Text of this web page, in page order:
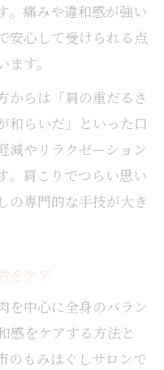
。痛みや違和感が強い
安心して受けられる点
す。
からは「肩の重だるさ
和らいだ」といった口
減やリラクゼーション
。肩こりでつらい思い
の専門的な手技が大き
をケア
を中心に全身のバラン
感をケアする方法と
のもみほぐしサロンで